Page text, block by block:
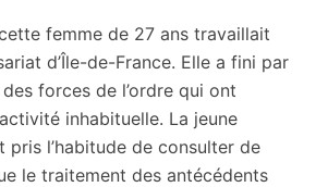
femme de 27 ans travaillait
d’Île-de-France. Elle a fini par
forces de l’ordre qui ont
inhabituelle. La jeune
pris l’habitude de consulter de
le traitement des antécédents